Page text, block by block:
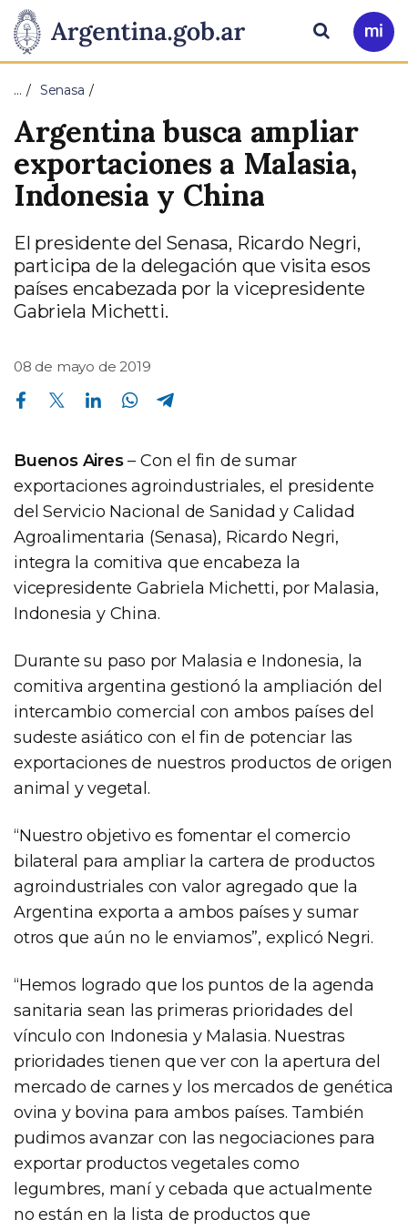
Presidencia
de
Nación
Pasar al contenido principal
Ir
a
Buscar
… Senasa
Argentina busca ampliar
exportaciones a Malasia,
Indonesia y China
El presidente del Senasa, Ricardo Negri,
participa de la delegación que visita esos
países encabezada por la vicepresidente
Gabriela Michetti.
08 de mayo de 2019
Compartir en Facebook Compartir en Twitter Compartir en Linkedin Compartir en Whatsapp
Buenos Aires– Con el fin de sumar
exportaciones agroindustriales, el presidente
del Servicio Nacional de Sanidad y Calidad
Agroalimentaria (Senasa), Ricardo Negri,
integra la comitiva que encabeza la
vicepresidente Gabriela Michetti, por Malasia,
Indonesia y China.
Durante su paso por Malasia e Indonesia, la
comitiva argentina gestionó la ampliación del
intercambio comercial con ambos países del
sudeste asiático con el fin de potenciar las
exportaciones de nuestros productos de origen
animal y vegetal.
“Nuestro objetivo es fomentar el comercio
bilateral para ampliar la cartera de productos
agroindustriales con valor agregado que la
Argentina exporta a ambos países y sumar
otros que aún no le enviamos”, explicó Negri.
“Hemos logrado que los puntos de la agenda
sanitaria sean las primeras prioridades del
vínculo con Indonesia y Malasia. Nuestras
prioridades tienen que ver con la apertura del
mercado de carnes y los mercados de genética
ovina y bovina para ambos países. También
pudimos avanzar con las negociaciones para
exportar productos vegetales como
legumbres, maní y cebada que actualmente
no están en la lista de productos que